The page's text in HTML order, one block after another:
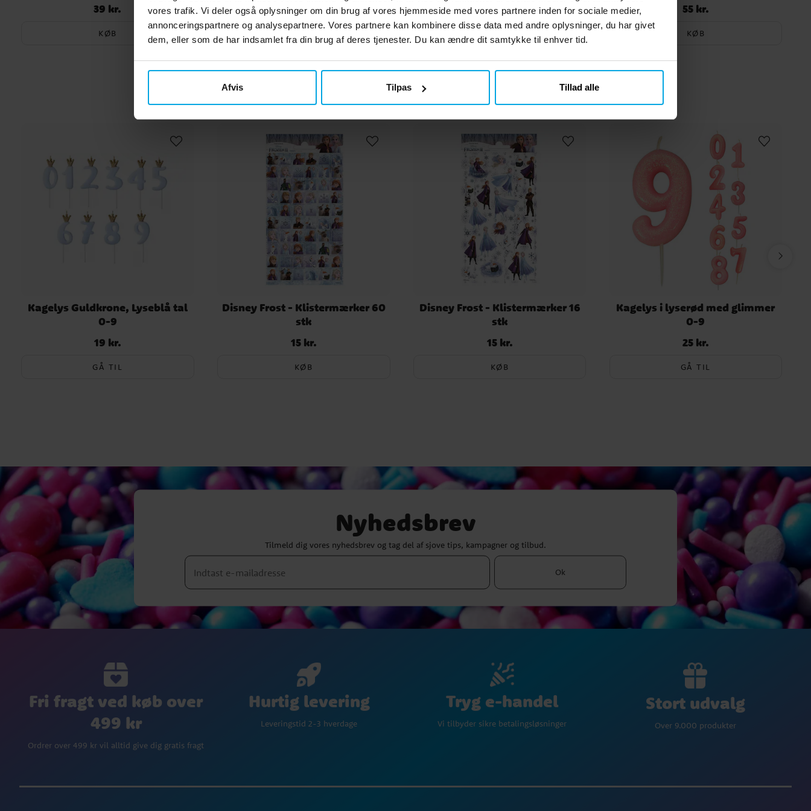
vores trafik. Vi deler også oplysninger om din brug af vores hjemmeside med vores partnere inden for sociale medier,
annonceringspartnere og analysepartnere. Vores partnere kan kombinere disse data med andre oplysninger, du har givet
dem, eller som de har indsamlet fra din brug af deres tjenester. Du kan ændre dit samtykke til enhver tid.
Afvis Tilpas Tillad alle
Pris: 39 kr.
39 kr.
KØB
Pris:49 kr.
49 kr. Pris: 29 kr.
29 kr. Pris: 55 kr.
55 kr.
KØB
Andre købte også
Kagelys Guldkrone, Lyseblå tal
0-9
Pris: 19 kr.
19 kr.
GÅ TIL
Disney Frost - Klistermærker 60
stk
Pris: 15 kr.
15 kr.
KØB
Disney Frost - Klistermærker 16
stk
Pris: 15 kr.
15 kr.
KØB
Kagelys i lyserød med glimmer
0-9
Pris: 25 kr.
25 kr.
GÅ TIL
Nyhedsbrev
Tilmeld dig vores nyhedsbrev og tag del af sjove tips, kampagner og tilbud.
Ok
Fri fragt ved køb over
499 kr
Ordrer over 499 kr vil alltid give dig gratis fragt
Hurtig levering
Leveringstid 2-3 hverdage
Tryg e-handel
Vi tilbyder sikre betalingsløsninger
Stort udvalg
Over 9.000 produkter